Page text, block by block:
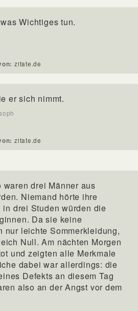
Wichtiges tun.
zitate.de
er sich nimmt.
zitate.de
drei Männer aus
Niemand hörte ihre
drei Studen würden die
Da sie keine
nur leichte Sommerkleidung,
Null. Am nächten Morgen
und zeigten alle Merkmale
dabei war allerdings: die
Defekts an diesem Tag
also an der Angst vor dem